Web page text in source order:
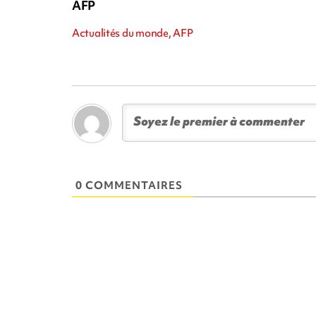
AFP
Actualités du monde, AFP
0 COMMENTAIRES